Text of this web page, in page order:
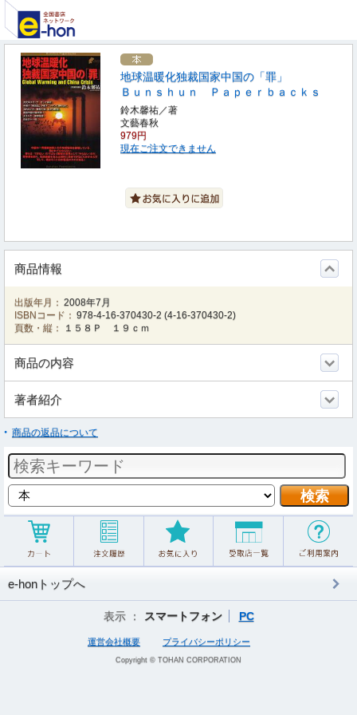
地球温暖化独裁国家中国の「罪」
Ｂｕｎｓｈｕｎ Ｐａｐｅｒｂａｃｋｓ
鈴木馨祐／著
文藝春秋
979円
現在ご注文できません
商品情報
出版年月： 2008年7月
ISBNコード： 978-4-16-370430-2 (4-16-370430-2)
頁数・縦：
１５８Ｐ １９ｃｍ
商品の内容
著者紹介
商品の返品について
e-honトップへ
表示 ： スマートフォン PC
運営会社概要 プライバシーポリシー
Copyright © TOHAN CORPORATION